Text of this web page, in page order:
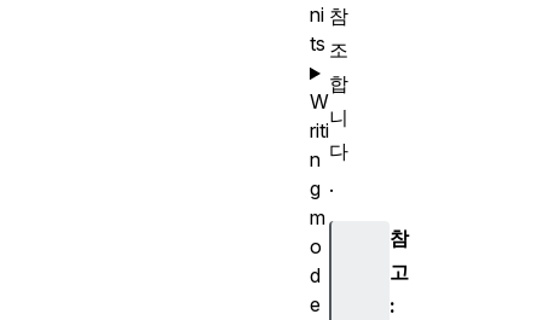
참
조
합
니
다
.
참
고
:
ni
ts
W
riti
n
g
m
o
d
e